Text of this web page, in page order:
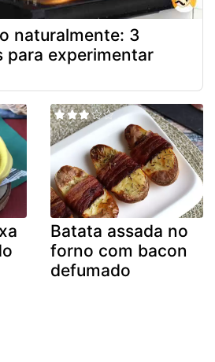
naturalmente: 3
para experimentar
Batata assada no
forno com bacon
defumado